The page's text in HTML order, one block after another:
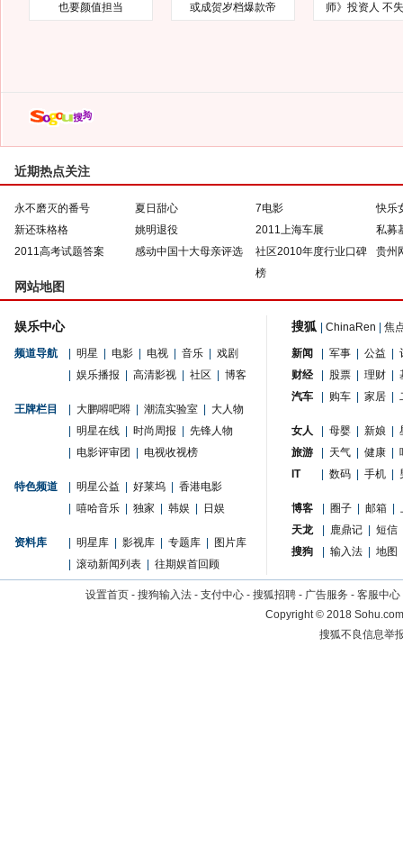
也要颜值担当
或成贺岁档爆款帝
师》投资人 不
近期热点关注
永不磨灭的番号 夏日甜心 7电影
快乐
新还珠格格
姚明退役 2011上海车展
私募
2011高考试题答案
感动中国十大母亲评选
社区2010年度行业口碑
榜
贵州
网站地图
娱乐中心
频道导航 明星 电影 电视 音乐
戏剧
娱乐播报 高清影视 社区 博客
王牌栏目 大鹏嘚吧嘚 潮流实验室
大人物
明星在线 时尚周报
先锋人物
电影评审团 电视收视榜
特色频道 明星公益 好莱坞
香港电影
嘻哈音乐 独家 韩娱 日娱
资料库 明星库 影视库 专题库
图片库
滚动新闻列表 往期娱首回顾
搜狐 ChinaRen 焦
新闻 军事 公益
财经
股票 理财
汽车
购车 家居
女人 母婴 新娘
旅游
天气 健康
IT
数码 手机
博客 圈子 邮箱
天龙
鹿鼎记
短信
搜狗
输入法 地图
设置首页 - 搜狗输入法 - 支付中心 - 搜狐招聘 - 广告服务 - 客服中心
Copyright©2018
搜狐不良信息举